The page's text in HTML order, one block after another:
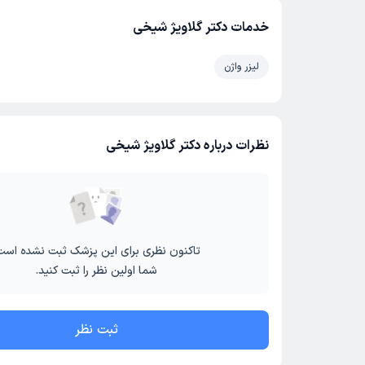
خدمات دکتر گلاویژ شیخی
لیزر واژن
نظرات درباره دکتر گلاویژ شیخی
تاکنون نظری برای این پزشک ثبت نشده
شما اولین نظر را ثبت کنید.
ثبت نظر